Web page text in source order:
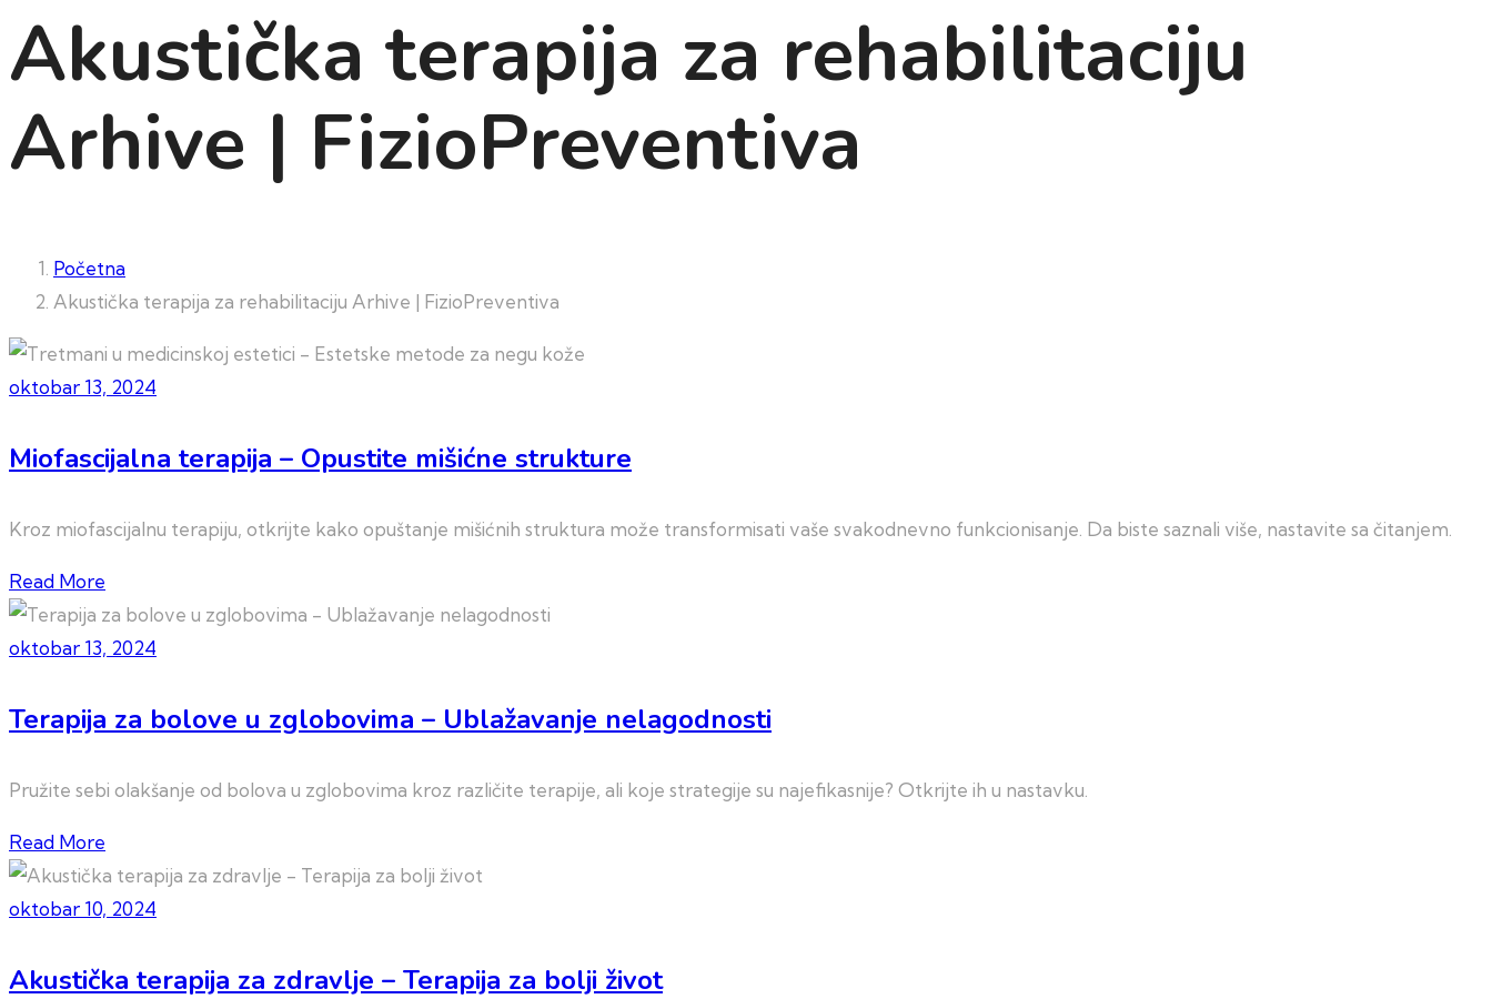
Akustička terapija za rehabilitaciju
Arhive | FizioPreventiva
Početna
Akustička terapija za rehabilitaciju Arhive | FizioPreventiva
oktobar 13, 2024
Miofascijalna terapija – Opustite mišićne strukture
Kroz miofascijalnu terapiju, otkrijte kako opuštanje mišićnih struktura može transformisati vaše svakodnevno funkcionisanje. Da biste saznali više, nastavite sa čitanjem.
Read More
oktobar 13, 2024
Terapija za bolove u zglobovima – Ublažavanje nelagodnosti
Pružite sebi olakšanje od bolova u zglobovima kroz različite terapije, ali koje strategije su najefikasnije? Otkrijte ih u nastavku.
Read More
oktobar 10, 2024
Akustička terapija za zdravlje – Terapija za bolji život